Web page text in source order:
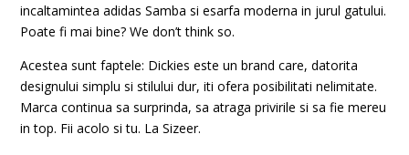
incaltamintea adidas Samba si esarfa moderna in jurul gatului.
Poate fi mai bine? We don’t think so.
Acestea sunt faptele: Dickies este un brand care, datorita
designului simplu si stilului dur, iti ofera posibilitati nelimitate.
Marca continua sa surprinda, sa atraga privirile si sa fie mereu
in top. Fii acolo si tu. La Sizeer.